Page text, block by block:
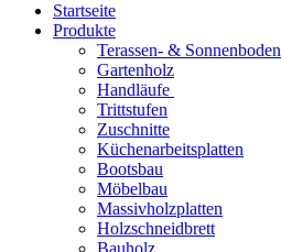
Startseite
Produkte
Terassen- & Sonnenboden
Gartenholz
Handläufe
Trittstufen
Zuschnitte
Küchenarbeitsplatten
Bootsbau
Möbelbau
Massivholzplatten
Holzschneidbrett
Bauholz